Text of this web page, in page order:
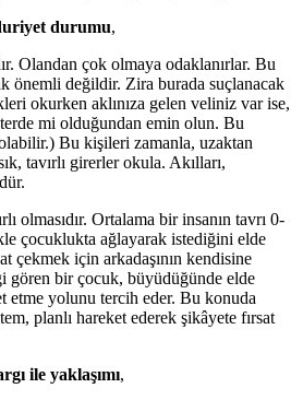
durumu,
Olandan çok olmaya odaklanırlar. Bu
önemli değildir. Zira burada suçlanacak
okurken aklınıza gelen veliniz var ise,
mi olduğundan emin olun. Bu
Bu kişileri zamanla, uzaktan
tavırlı girerler okula. Akılları,
olmasıdır. Ortalama bir insanın tavrı 0-
çocuklukta ağlayarak istediğini elde
çekmek için arkadaşının kendisine
gören bir çocuk, büyüdüğünde elde
etme yolunu tercih eder. Bu konuda
planlı hareket ederek şikâyete fırsat
ile yaklaşımı,